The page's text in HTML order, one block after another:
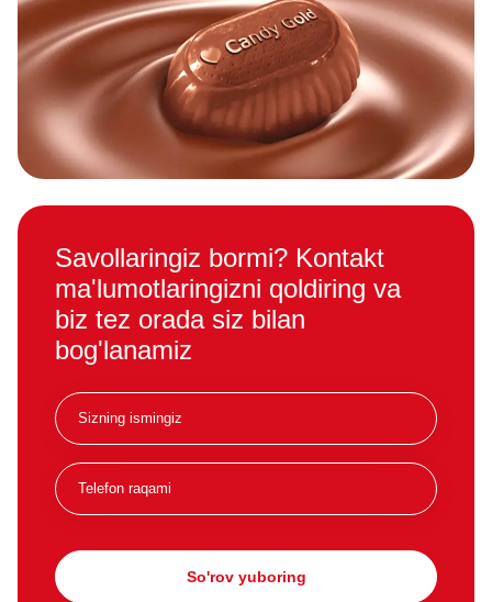
Savollaringiz bormi? Kontakt
ma'lumotlaringizni qoldiring va
biz tez orada siz bilan
bog'lanamiz
So'rov yuboring